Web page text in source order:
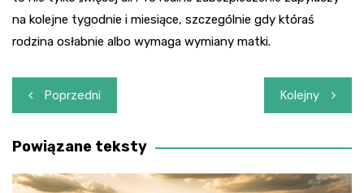
na kolejne tygodnie i miesiące, szczególnie gdy któraś
rodzina osłabnie albo wymaga wymiany matki.
Nawigacja
wpisu
Poprzedni Kolejny
Powiązane teksty